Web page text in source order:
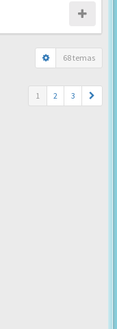
68 temas
1 2 3